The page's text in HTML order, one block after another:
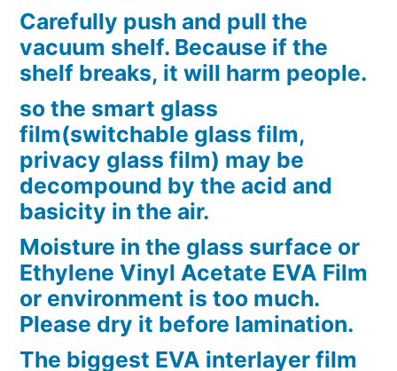
Carefully push and pull the
vacuum shelf. Because if the
shelf breaks, it will harm people.
so the smart glass
film(switchable glass film,
privacy glass film) may be
decompound by the acid and
basicity in the air.
Moisture in the glass surface or
Ethylene Vinyl Acetate EVA Film
or environment is too much.
Please dry it before lamination.
The biggest EVA interlayer film